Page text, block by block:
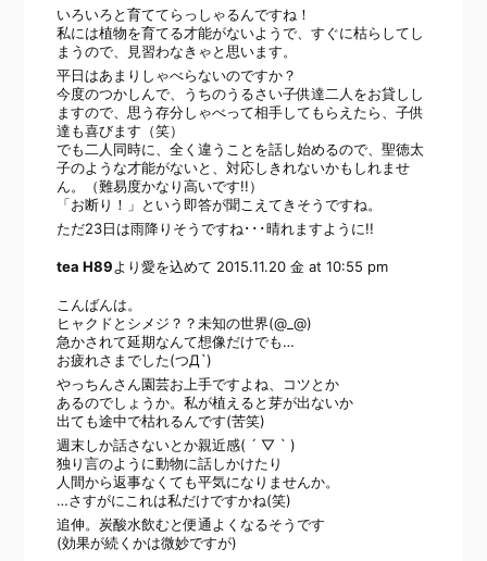
いろいろと育ててらっしゃるんですね！
私には植物を育てる才能がないようで、すぐに枯らしてし
まうので、見習わなきゃと思います。
平日はあまりしゃべらないのですか？
今度のつかしんで、うちのうるさい子供達二人をお貸しし
ますので、思う存分しゃべって相手してもらえたら、子供
達も喜びます（笑）
でも二人同時に、全く違うことを話し始めるので、聖徳太
子のような才能がないと、対応しきれないかもしれませ
ん。（難易度かなり高いです!!）
「お断り！」という即答が聞こえてきそうですね。
ただ23日は雨降りそうですね･･･晴れますように!!
tea H89より愛を込めて 2015.11.20 金 at 10:55 pm
こんばんは。
ヒャクドとシメジ？？未知の世界(@_@)
急かされて延期なんて想像だけでも…
お疲れさまでした(つД`)
やっちんさん園芸お上手ですよね、コツとか
あるのでしょうか。私が植えると芽が出ないか
出ても途中で枯れるんです(苦笑)
週末しか話さないとか親近感( ´ ▽ ` )
独り言のように動物に話しかけたり
人間から返事なくても平気になりませんか。
…さすがにこれは私だけですかね(笑)
追伸。炭酸水飲むと便通よくなるそうです
(効果が続くかは微妙ですが)